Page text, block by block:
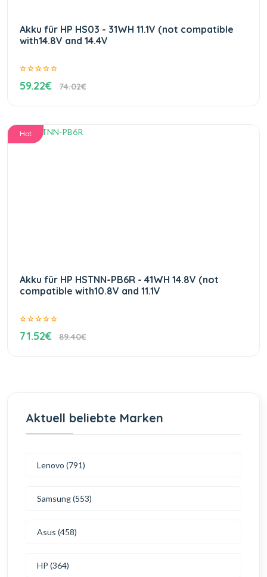
Akku für HP HS03 - 31WH 11.1V (not compatible
with14.8V and 14.4V
59.22€ 74.02€
Hot
Akku für HP HSTNN-PB6R - 41WH 14.8V (not
compatible with10.8V and 11.1V
71.52€ 89.40€
Aktuell beliebte Marken
Lenovo (791)
Samsung (553)
Asus (458)
HP (364)